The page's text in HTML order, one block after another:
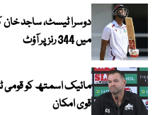
دوسرا ٹیسٹ، ساجد خان
میں 344 رنز پر آؤٹ
مائیک اسمتھ کو قومی
قوی امکان